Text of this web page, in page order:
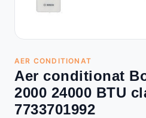
AER CONDITIONAT
Aer conditionat
2000 24000 BTU
7733701992